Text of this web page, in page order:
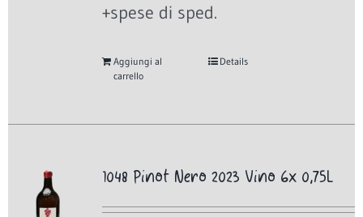
+spese di sped.
Aggiungi al
carrello
Details
1048 Pinot Nero 2023 Vino 6x 0,75L